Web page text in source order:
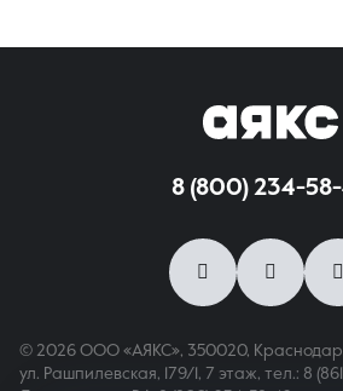
8 (800) 234-
© 2026 ООО «АЯКС», 350020,
ул. Рашпилевская, 179/1, 7 этаж, тел.: 8